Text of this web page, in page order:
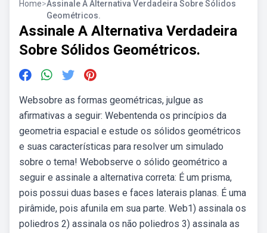
Home>Assinale A Alternativa Verdadeira Sobre Sólidos
Geométricos.
Assinale A Alternativa Verdadeira
Sobre Sólidos Geométricos.
Websobre as formas geométricas, julgue as
afirmativas a seguir: Webentenda os princípios da
geometria espacial e estude os sólidos geométricos
e suas características para resolver um simulado
sobre o tema! Webobserve o sólido geométrico a
seguir e assinale a alternativa correta: É um prisma,
pois possui duas bases e faces laterais planas. É uma
pirâmide, pois afunila em sua parte. Web1) assinala os
poliedros 2) assinala os não poliedros 3) assinala as